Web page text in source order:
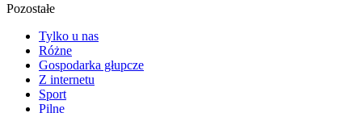
Pozostałe
Tylko u nas
Różne
Gospodarka głupcze
Z internetu
Sport
Pilne